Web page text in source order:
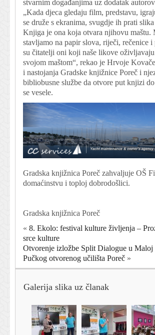
stvarnim događanjima uz dodatak
„Kada djeca gledaju film, predstavu,
se druže s ekranima, svugdje ih prati
Knjiga je ona koja otvara njihovu maštu.
stavljamo na papir slova, riječi, rečenice i
su čitatelji oni koji naše likove
svojom maštom“, rekao je Hrvoje
i nastojanja Gradske knjižnice Poreč i
bibliobusne službe da otvore put knjizi
se vesele.
Gradska knjižnica Poreč zahvaljuje OŠ
domaćinstvu i toploj dobrodošlici.
Gradska knjižnica Poreč
« 8. Ekolo: festival kulture življenja –
srce kulture
Otvorenje izložbe Split Dialogue u Maloj
Pučkog otvorenog učilišta Poreč »
Galerija slika uz članak